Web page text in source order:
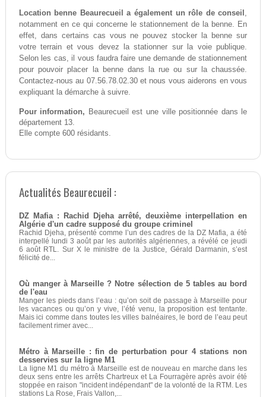
Location benne Beaurecueil a également un rôle de conseil ,
notamment en ce qui concerne le stationnement de la benne. En
effet, dans certains cas vous ne pouvez stocker la benne sur
votre terrain et vous devez la stationner sur la voie publique.
Selon les cas, il vous faudra faire une demande de stationnement
pour pouvoir placer la benne dans la rue ou sur la chaussée.
Contactez-nous au 07.56.78.02.30 et nous vous aiderons en vous
expliquant la démarche à suivre.
Pour information,
Beaurecueil est une ville positionnée dans le
département 13.
Elle compte 600 résidants.
Actualités Beaurecueil :
DZ Mafia : Rachid Djeha arrêté, deuxième interpellation en
Algérie d'un cadre supposé du groupe criminel
Rachid Djeha, présenté comme l’un des cadres de la DZ Mafia, a été
interpellé lundi 3 août par les autorités algériennes, a révélé ce jeudi
6 août RTL. Sur X le ministre de la Justice, Gérald Darmanin, s’est
félicité de...
Où manger à Marseille ? Notre sélection de 5 tables au bord
de l'eau
Manger les pieds dans l’eau : qu’on soit de passage à Marseille pour
les vacances ou qu’on y vive, l’été venu, la proposition est tentante.
Mais ici comme dans toutes les villes balnéaires, le bord de l’eau peut
facilement rimer avec...
Métro à Marseille : fin de perturbation pour 4 stations non
desservies sur la ligne M1
La ligne M1 du métro à Marseille est de nouveau en marche dans les
deux sens entre les arrêts Chartreux et La Fourragère après avoir été
stoppée en raison "incident indépendant" de la volonté de la RTM. Les
stations La Rose, Frais Vallon,...